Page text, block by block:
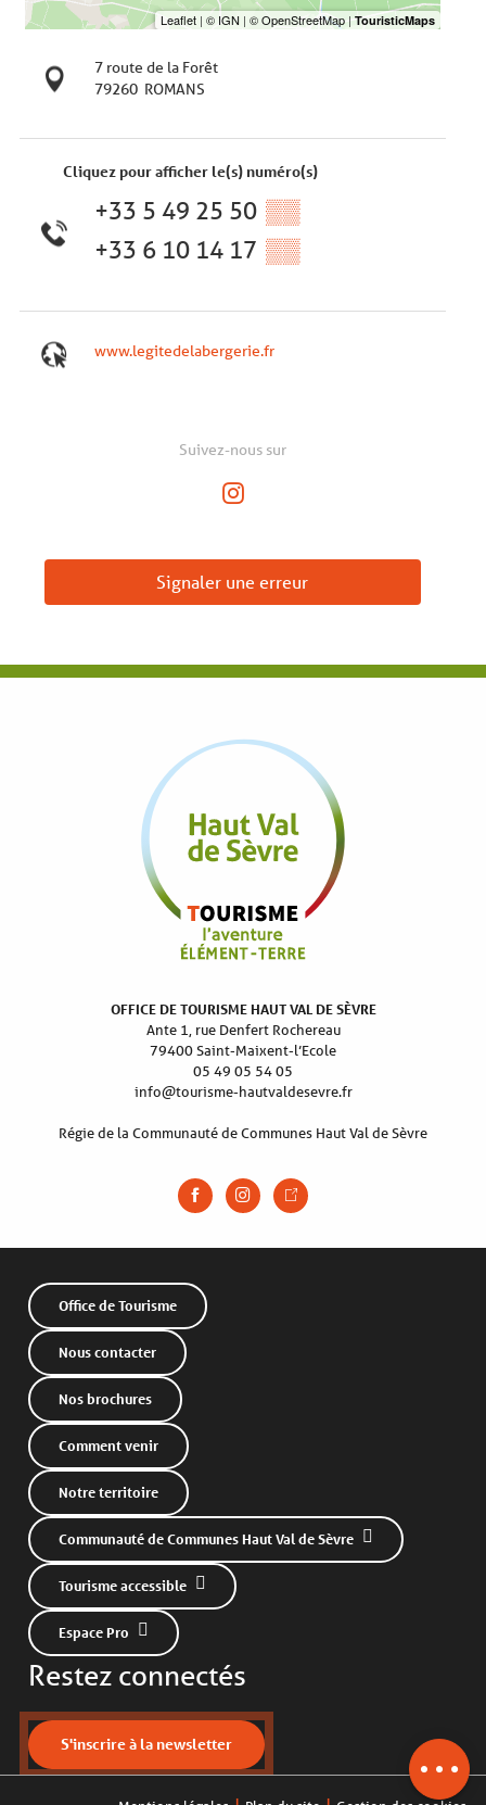
7 route de la Forêt
79260 ROMANS
Cliquez pour afficher le(s) numéro(s)
+33 5 49 25 50 ▒▒
+33 6 10 14 17 ▒▒
www.legitedelabergerie.fr
Suivez-nous sur
Signaler une erreur
OFFICE DE TOURISME HAUT VAL DE SÈVRE
Ante 1, rue Denfert Rochereau
79400 Saint-Maixent-l’Ecole
05 49 05 54 05
info@tourisme-hautvaldesevre.fr
Régie de la Communauté de Communes Haut Val de Sèvre
Office de Tourisme
Nous contacter
Nos brochures
Comment venir
Notre territoire
Communauté de Communes Haut Val de Sèvre
Tourisme accessible
Espace Pro
Restez connectés
S'inscrire à la newsletter